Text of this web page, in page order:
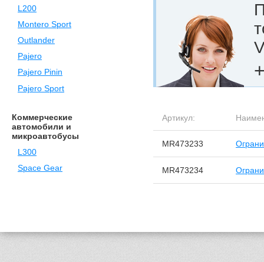
L200
Montero Sport
Outlander
Pajero
Pajero Pinin
Pajero Sport
Коммерческие
автомобили и
микроавтобусы
L300
Space Gear
Артикул:
MR473233
MR473234